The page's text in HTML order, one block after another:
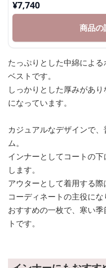
¥7,740
商品の
たっぷりとした中綿によ
ベストです。
しっかりとした厚みがあ
になっています。
カジュアルなデザインで
ム。
インナーとしてコートの
します。
アウターとして着用する
コーディネートの主役にな
おすすめの一枚で、寒い
トです。